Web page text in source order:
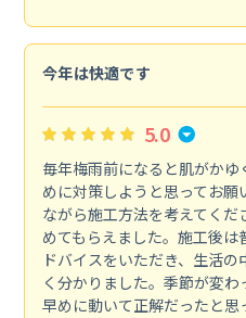
今年は快適です
5.0
毎年梅雨前になると肌がか
めに対策しようと思ってお
ながら施工方法を考えてく
めてもらえました。施工後
ドバイスをいただき、生活
く分かりました。季節が変わ
早めに動いて正解だったと思